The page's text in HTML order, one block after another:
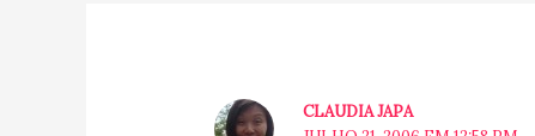
CLAUDIA JAPA